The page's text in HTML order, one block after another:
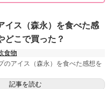
イス（森永）を食べた感
どこで買った？
食物
のアイス（森永）を食べた感想を
記事を読む